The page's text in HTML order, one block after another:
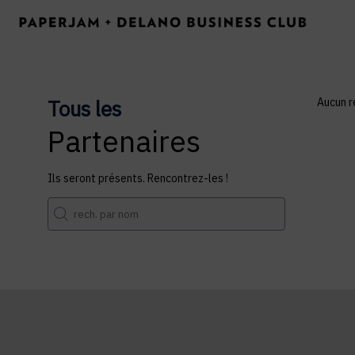
Tous les
Partenaires
Ils seront présents. Rencontrez-les !
Aucun